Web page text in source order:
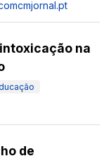
cmjornal.pt
na
de